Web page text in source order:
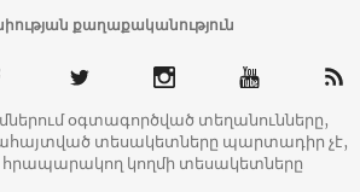
քաղաքականություն
օգտագործված տեղանունները,
տեսակետները պարտադիր չէ,
հրապարակող կողմի տեսակետները